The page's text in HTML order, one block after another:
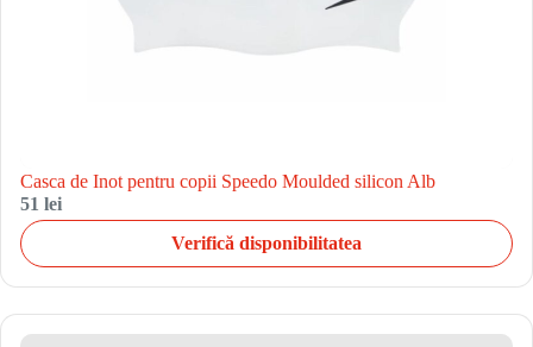
Casca de Inot pentru copii Speedo Moulded silicon Alb
51 lei
Verifică disponibilitatea